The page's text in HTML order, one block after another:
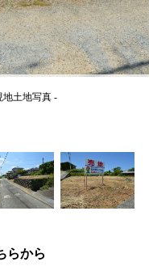
地土地写真 -
らから